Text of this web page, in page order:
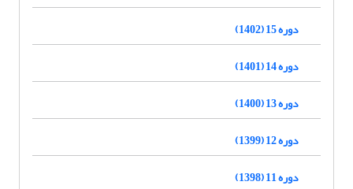
دوره 15 (1402)
دوره 14 (1401)
دوره 13 (1400)
دوره 12 (1399)
دوره 11 (1398)